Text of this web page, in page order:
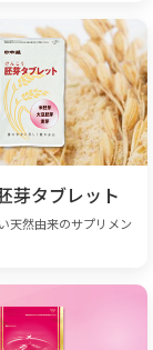
芽タブレット
天然由来のサプリメン